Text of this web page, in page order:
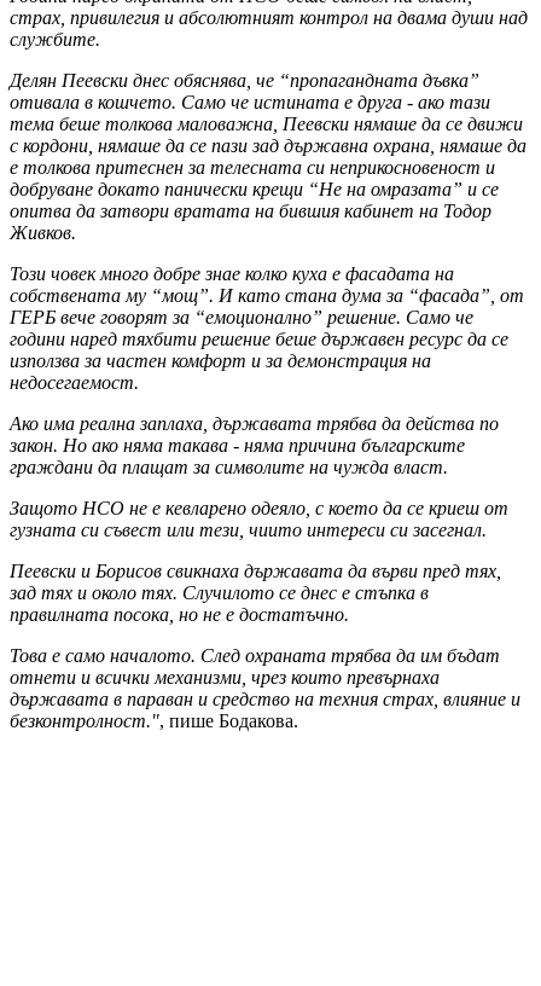
страх, привилегия и абсолютният контрол на двама души над
службите.
Делян Пеевски днес обяснява, че “пропагандната дъвка”
отивала в кошчето. Само че истината е друга - ако тази
тема беше толкова маловажна, Пеевски нямаше да се движи
с кордони, нямаше да се пази зад държавна охрана, нямаше да
е толкова притеснен за телесната си неприкосновеност и
добруване докато панически крещи “Не на омразата” и се
опитва да затвори вратата на бившия кабинет на Тодор
Живков.
Този човек много добре знае колко куха е фасадата на
собствената му “мощ”. И като стана дума за “фасада”, от
ГЕРБ вече говорят за “емоционално” решение. Само че
години наред тяхбити решение беше държавен ресурс да се
използва за частен комфорт и за демонстрация на
недосегаемост.
Ако има реална заплаха, държавата трябва да действа по
закон. Но ако няма такава - няма причина българските
граждани да плащат за символите на чужда власт.
Защото НСО не е кевларено одеяло, с което да се криеш от
гузната си съвест или тези, чиито интереси си засегнал.
Пеевски и Борисов свикнаха държавата да върви пред тях,
зад тях и около тях. Случилото се днес е стъпка в
правилната посока, но не е достатъчно.
Това е само началото. След охраната трябва да им бъдат
отнети и всички механизми, чрез които превърнаха
държавата в параван и средство на техния страх, влияние и
безконтролност.", пише Бодакова.